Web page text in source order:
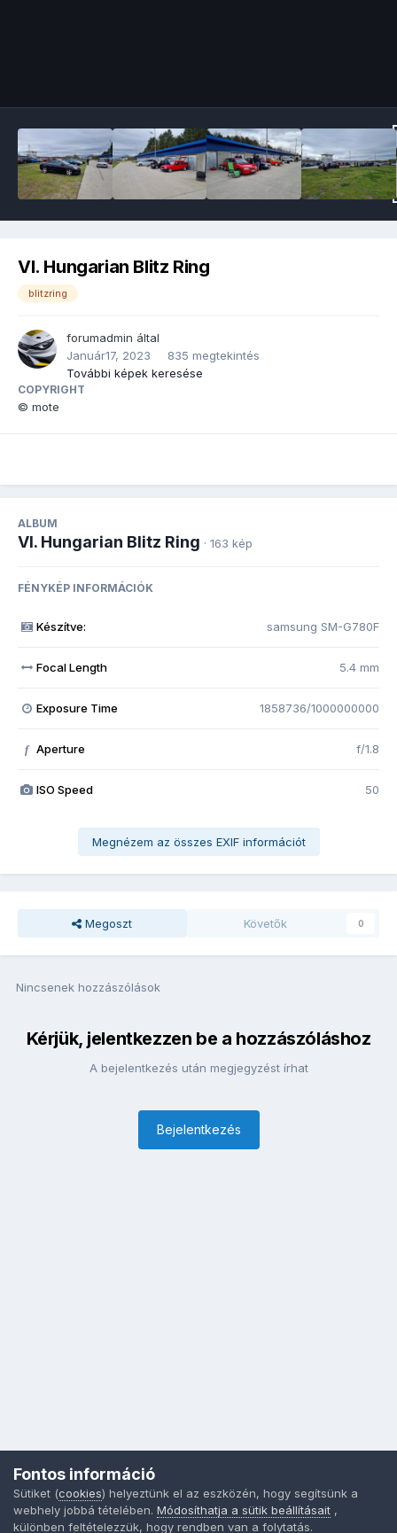
VI. Hungarian Blitz Ring
blitzring
forumadmin által
Január17, 2023
835 megtekintés
További képek keresése
COPYRIGHT
© mote
ALBUM
VI. Hungarian Blitz Ring · 163 kép
FÉNYKÉP INFORMÁCIÓK
Készítve: samsung SM-G780F
Focal Length 5.4 mm
Exposure Time 1858736/1000000000
f Aperture f/1.8
ISO Speed 50
Megnézem az összes EXIF információt
Megoszt Követők 0
Nincsenek hozzászólások
Kérjük, jelentkezzen be a hozzászóláshoz
A bejelentkezés után megjegyzést írhat
Bejelentkezés
Fontos információ
Sütiket (cookies) helyeztünk el az eszközén, hogy segítsünk a
webhely jobbá tételében. Módosíthatja a sütik beállításait ,
különben feltételezzük, hogy rendben van a folytatás.